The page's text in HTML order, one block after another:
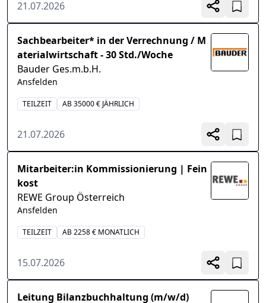
21.07.2026
Sachbearbeiter* in der Verrechnung / M
aterialwirtschaft - 30 Std./Woche
Bauder Ges.m.b.H.
Ansfelden
TEILZEIT AB 35000 € JÄHRLICH
21.07.2026
Mitarbeiter:in Kommissionierung | Fein
kost
REWE Group Österreich
Ansfelden
TEILZEIT AB 2258 € MONATLICH
15.07.2026
Leitung Bilanzbuchhaltung (m/w/d)